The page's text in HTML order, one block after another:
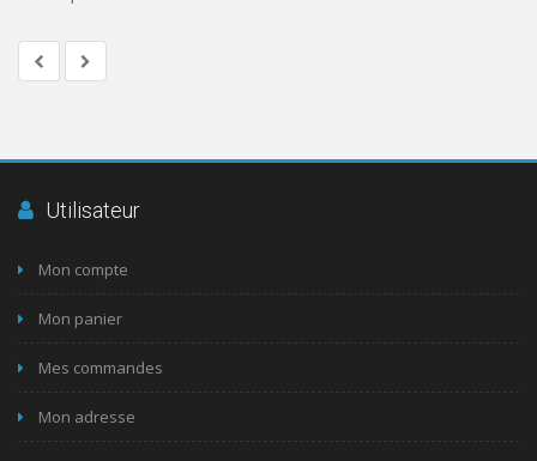
Utilisateur
Mon compte
Mon panier
Mes commandes
Mon adresse